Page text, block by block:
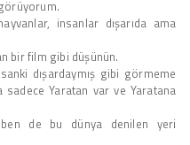
insanlar dışarıda ama
bir film gibi düşünün.
dışardaymış gibi görmeme
sadece Yaratan var ve Yaratana
ben de bu dünya denilen yeri